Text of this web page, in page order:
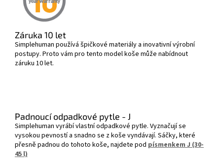
Záruka 10 let
Simplehuman používá špičkové materiály a inovativní výrobní
postupy. Proto vám pro tento model koše může nabídnout
záruku 10 let.
Padnoucí odpadkové pytle - J
Simplehuman vyrábí vlastní odpadkové pytle. Vyznačují se
vysokou pevností a snadno se z koše vyndávají. Sáčky, které
přesně padnou do tohoto koše, najdete pod písmenkem J (30-
45 l)